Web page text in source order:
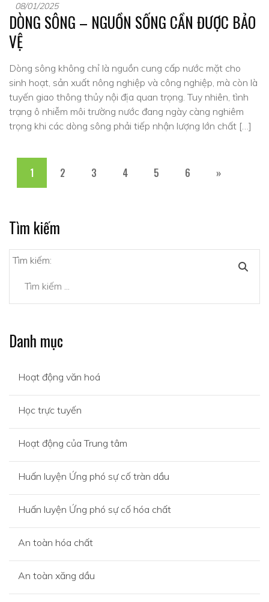
08/01/2025
DÒNG SÔNG – NGUỒN SỐNG CẦN ĐƯỢC BẢO
VỆ
Dòng sông không chỉ là nguồn cung cấp nước mặt cho
sinh hoạt, sản xuất nông nghiệp và công nghiệp, mà còn là
tuyến giao thông thủy nội địa quan trọng. Tuy nhiên, tình
trạng ô nhiễm môi trường nước đang ngày càng nghiêm
trọng khi các dòng sông phải tiếp nhận lượng lớn chất […]
1 2 3 4 5 6 »
Tìm kiếm
Tìm kiếm:
Danh mục
Hoạt động văn hoá
Học trực tuyến
Hoạt động của Trung tâm
Huấn luyện Ứng phó sự cố tràn dầu
Huấn luyện Ứng phó sự cố hóa chất
An toàn hóa chất
An toàn xăng dầu